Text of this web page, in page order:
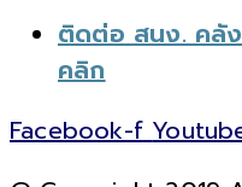
ติดต่อ สนง. คลั
คลิก
Facebook-f